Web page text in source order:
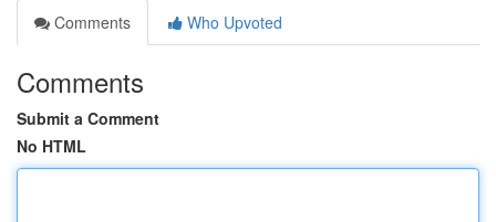
Comments
Who Upvoted
Comments
Submit a Comment
No HTML